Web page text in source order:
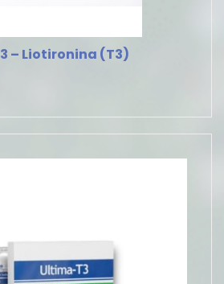
– Liotironina (T3)